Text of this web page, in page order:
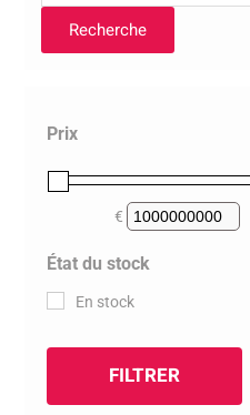
Recherche
Prix
€
État du stock
En stock
FILTRER